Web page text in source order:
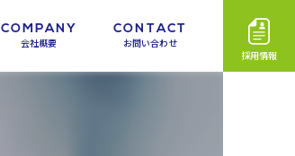
COMPANY
会社概要
CONTACT
お問い合わせ
採用情報